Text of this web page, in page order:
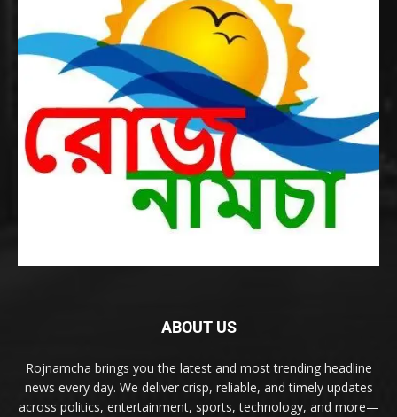
ABOUT US
Rojnamcha brings you the latest and most trending headline
news every day. We deliver crisp, reliable, and timely updates
across politics, entertainment, sports, technology, and more—